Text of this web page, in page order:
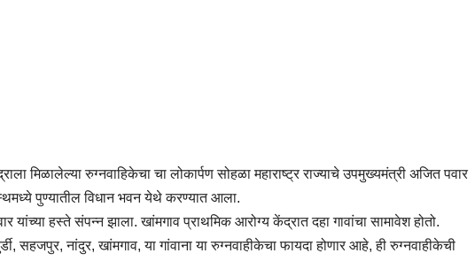
मिळालेल्या रुग्नवाहिकेचा चा लोकार्पण सोहळा महाराष्ट्र राज्याचे उपमुख्यमंत्री अजित पवार
पुण्यातील विधान भवन येथे करण्यात आला.
यांच्या हस्ते संपन्न झाला. खांमगाव प्राथमिक आरोग्य केंद्रात दहा गावांचा सामावेश होतो.
सहजपुर, नांदुर, खांमगाव, या गांवाना या रुग्नवाहीकेचा फायदा होणार आहे, ही रुग्नवाहीकेची